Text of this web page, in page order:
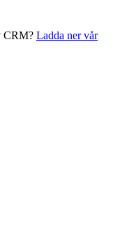
CRM? Ladda ner vår